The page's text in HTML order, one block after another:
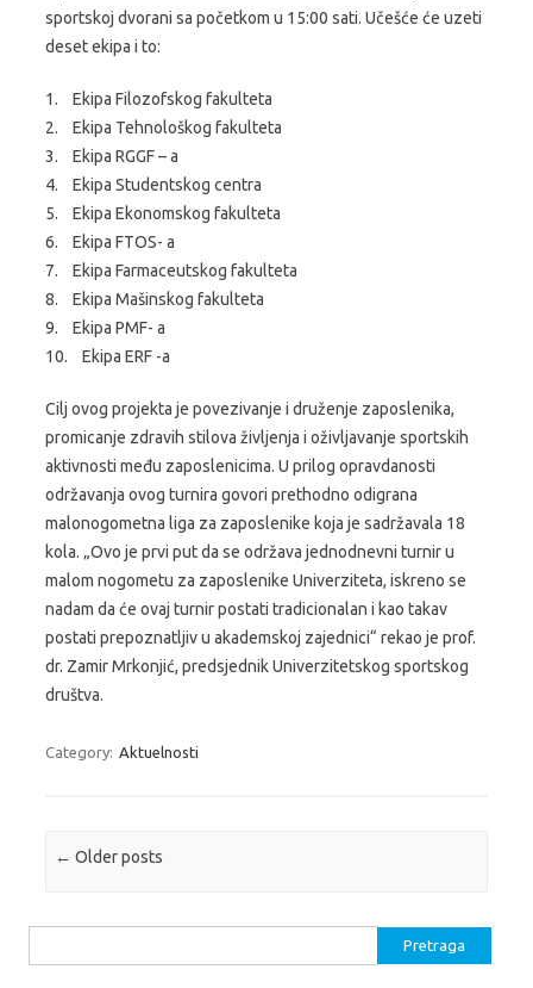
sportskoj dvorani sa početkom u 15:00 sati. Učešće će uzeti
deset ekipa i to:
1. Ekipa Filozofskog fakulteta
2. Ekipa Tehnološkog fakulteta
3. Ekipa RGGF – a
4. Ekipa Studentskog centra
5. Ekipa Ekonomskog fakulteta
6. Ekipa FTOS- a
7. Ekipa Farmaceutskog fakulteta
8. Ekipa Mašinskog fakulteta
9. Ekipa PMF- a
10. Ekipa ERF -a
Cilj ovog projekta je povezivanje i druženje zaposlenika,
promicanje zdravih stilova življenja i oživljavanje sportskih
aktivnosti među zaposlenicima. U prilog opravdanosti
održavanja ovog turnira govori prethodno odigrana
malonogometna liga za zaposlenike koja je sadržavala 18
kola. „Ovo je prvi put da se održava jednodnevni turnir u
malom nogometu za zaposlenike Univerziteta, iskreno se
nadam da će ovaj turnir postati tradicionalan i kao takav
postati prepoznatljiv u akademskoj zajednici“ rekao je prof.
dr. Zamir Mrkonjić, predsjednik Univerzitetskog sportskog
društva.
Category: Aktuelnosti
Post navigation
← Older posts